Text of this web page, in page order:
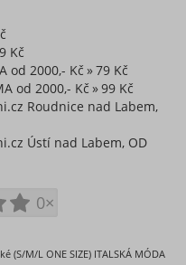
Kč
od 2000,- Kč
79 Kč
od 2000,- Kč
99 Kč
Roudnice nad Labem,
Ústí nad Labem, OD
0×
(S/M/L ONE SIZE) ITALSKÁ MÓDA